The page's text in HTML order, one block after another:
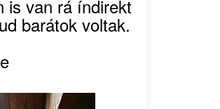
is van rá índirekt
barátok voltak.